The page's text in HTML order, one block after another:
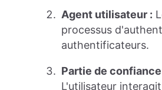
Agent utilisateur :
processus
authentificateurs.
Partie de confiance
L'utilisateur